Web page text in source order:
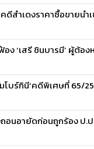
สำเดงราคาซื้อขายนำเ
‘เสรี ชินบารมี’ ผู้ต้อง
โบร์กินี’คดีพิเศษที่ 65/
อนอายัดก่อนถูกร้อง ป.